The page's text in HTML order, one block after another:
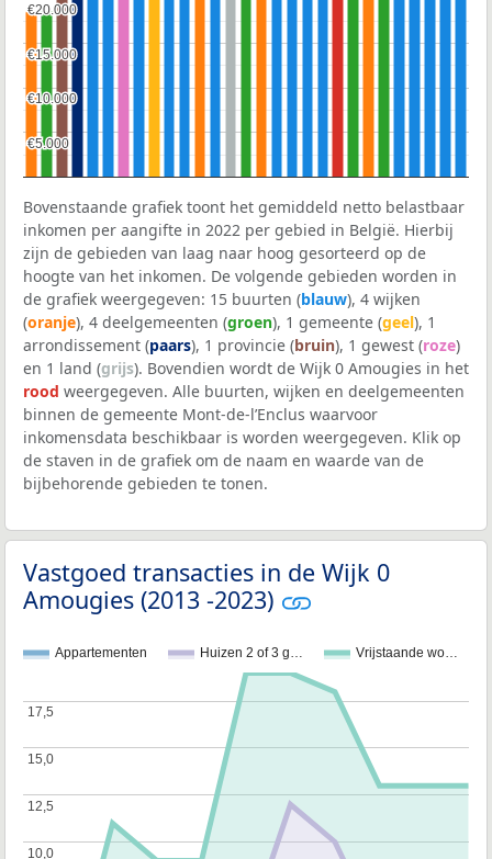
€5.000
€5.000
€10.000
€10.000
€15.000
€15.000
€20.000
€20.000
Bovenstaande grafiek toont het gemiddeld netto belastbaar
inkomen per aangifte in 2022 per gebied in België. Hierbij
zijn de gebieden van laag naar hoog gesorteerd op de
hoogte van het inkomen. De volgende gebieden worden in
de grafiek weergegeven: 15 buurten (blauw), 4 wijken
(oranje), 4 deelgemeenten (groen), 1 gemeente (geel), 1
arrondissement (paars), 1 provincie (bruin), 1 gewest (roze)
en 1 land (grijs). Bovendien wordt de Wijk 0 Amougies in het
rood weergegeven. Alle buurten, wijken en deelgemeenten
binnen de gemeente Mont-de-l’Enclus waarvoor
inkomensdata beschikbaar is worden weergegeven. Klik op
de staven in de grafiek om de naam en waarde van de
bijbehorende gebieden te tonen.
Vastgoed transacties in de Wijk 0
Amougies (2013 -2023)
Appartementen Huizen 2 of 3 g… Vrijstaande wo…
10,0
10,0
12,5
12,5
15,0
15,0
17,5
17,5